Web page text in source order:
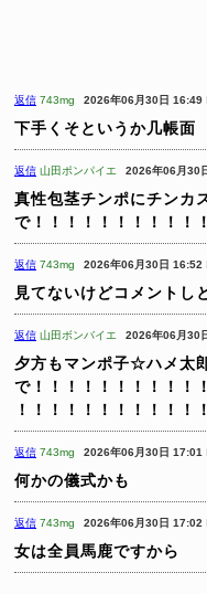
返信 743mg 2026年06月30日 16:49
下手くそというか几帳面
返信 山田ポンパイエ 2026年06月30
真性包茎チンポにチンカ
で！！！！！！！！！！
返信 743mg 2026年06月30日 16:52
見てないけどコメントし
返信 山田ボンバイエ 2026年06月30
夕方もマンポ子☆ハメ太
で！！！！！！！！！！
！！！！！！！！！！！
返信 743mg 2026年06月30日 17:01
何かの儀式かも
返信 743mg 2026年06月30日 17:02
女は全員馬鹿ですから